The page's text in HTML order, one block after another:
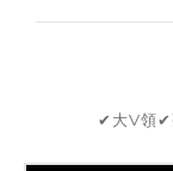
✔大V領✔